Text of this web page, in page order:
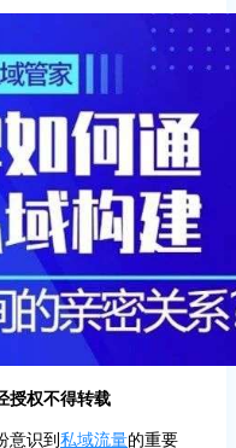
授权不得转载
意识到私域流量的重要